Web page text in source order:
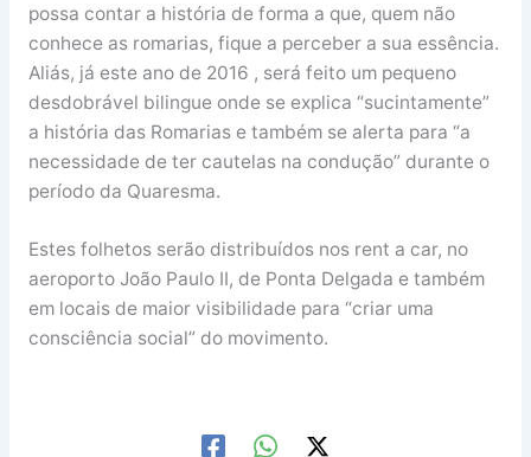
possa contar a história de forma a que, quem não
conhece as romarias, fique a perceber a sua essência.
Aliás, já este ano de 2016 , será feito um pequeno
desdobrável bilingue onde se explica “sucintamente”
a história das Romarias e também se alerta para “a
necessidade de ter cautelas na condução” durante o
período da Quaresma.
Estes folhetos serão distribuídos nos rent a car, no
aeroporto João Paulo II, de Ponta Delgada e também
em locais de maior visibilidade para “criar uma
consciência social” do movimento.